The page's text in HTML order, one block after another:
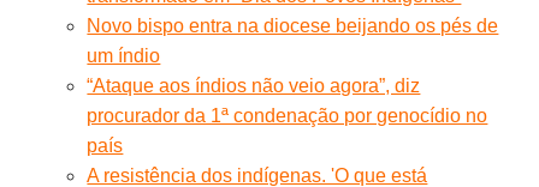
Novo bispo entra na diocese beijando os pés de
um índio
“Ataque aos índios não veio agora”, diz
procurador da 1ª condenação por genocídio no
país
A resistência dos indígenas. 'O que está